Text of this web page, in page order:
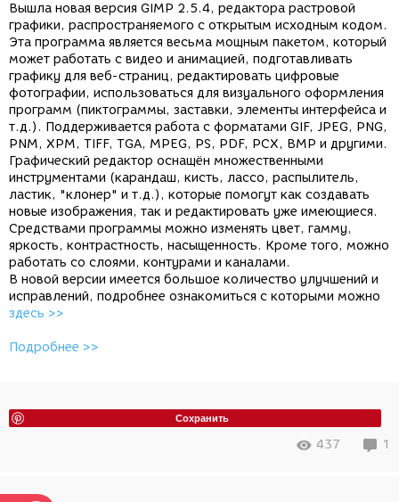
Вышла новая версия GIMP 2.5.4, редактора растровой
графики, распространяемого с открытым исходным кодом.
Эта программа является весьма мощным пакетом, который
может работать с видео и анимацией, подготавливать
графику для веб-страниц, редактировать цифровые
фотографии, использоваться для визуального оформления
программ (пиктограммы, заставки, элементы интерфейса и
т.д.). Поддерживается работа с форматами GIF, JPEG, PNG,
PNM, XPM, TIFF, TGA, MPEG, PS, PDF, PCX, BMP и другими.
Графический редактор оснащён множественными
инструментами (карандаш, кисть, лассо, распылитель,
ластик, "клонер" и т.д.), которые помогут как создавать
новые изображения, так и редактировать уже имеющиеся.
Средствами программы можно изменять цвет, гамму,
яркость, контрастность, насыщенность. Кроме того, можно
работать со слоями, контурами и каналами.
В новой версии имеется большое количество улучшений и
исправлений, подробнее ознакомиться с которыми можно
здесь >>
Подробнее >>
Сохранить
437 1